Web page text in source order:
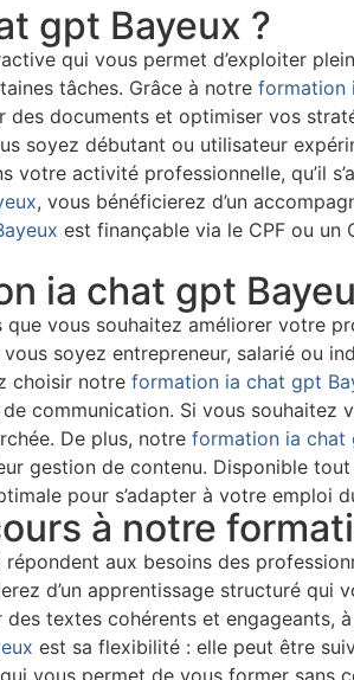
gpt Bayeux ?
qui vous permet d’exploiter
tâches. Grâce à notre formation
des documents et optimiser vos
soyez débutant ou utilisateur
activité professionnelle, qu’il
, vous bénéficierez d’un
est finançable via le CPF ou un
ia chat gpt
que vous souhaitez améliorer votre
soyez entrepreneur, salarié ou
choisir notre formation ia chat gpt
communication. Si vous souhaitez
De plus, notre formation ia chat
gestion de contenu. Disponible tout
pour s’adapter à votre emploi
à notre
aux besoins des
d’un apprentissage structuré
des textes cohérents et
est sa flexibilité : elle peut être
vous permet de vous former sans